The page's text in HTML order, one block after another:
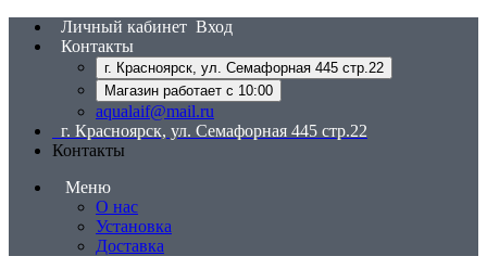
Личный кабинет Вход
Контакты
г. Красноярск, ул. Семафорная 445 стр.22
Магазин работает с 10:00
aqualaif@mail.ru
г. Красноярск, ул. Семафорная 445 стр.22
Контакты
Меню
О нас
Установка
Доставка